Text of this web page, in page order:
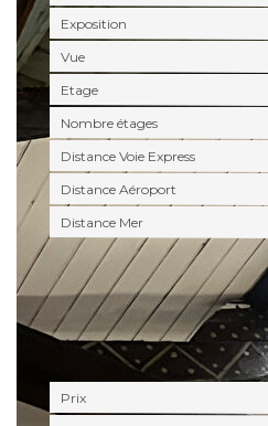
Exposition
Vue
Etage
Nombre étages
Distance Voie Express
Distance Aéroport
Distance Mer
Aspects financiers
Prix